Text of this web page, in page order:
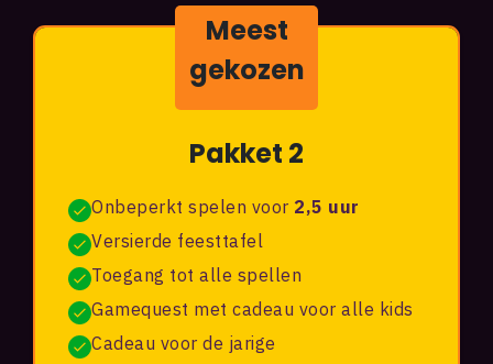
Meest
gekozen
Pakket 2
Onbeperkt spelen voor 2,5 uur
Versierde feesttafel
Toegang tot alle spellen
Gamequest met cadeau voor alle kids
Cadeau voor de jarige